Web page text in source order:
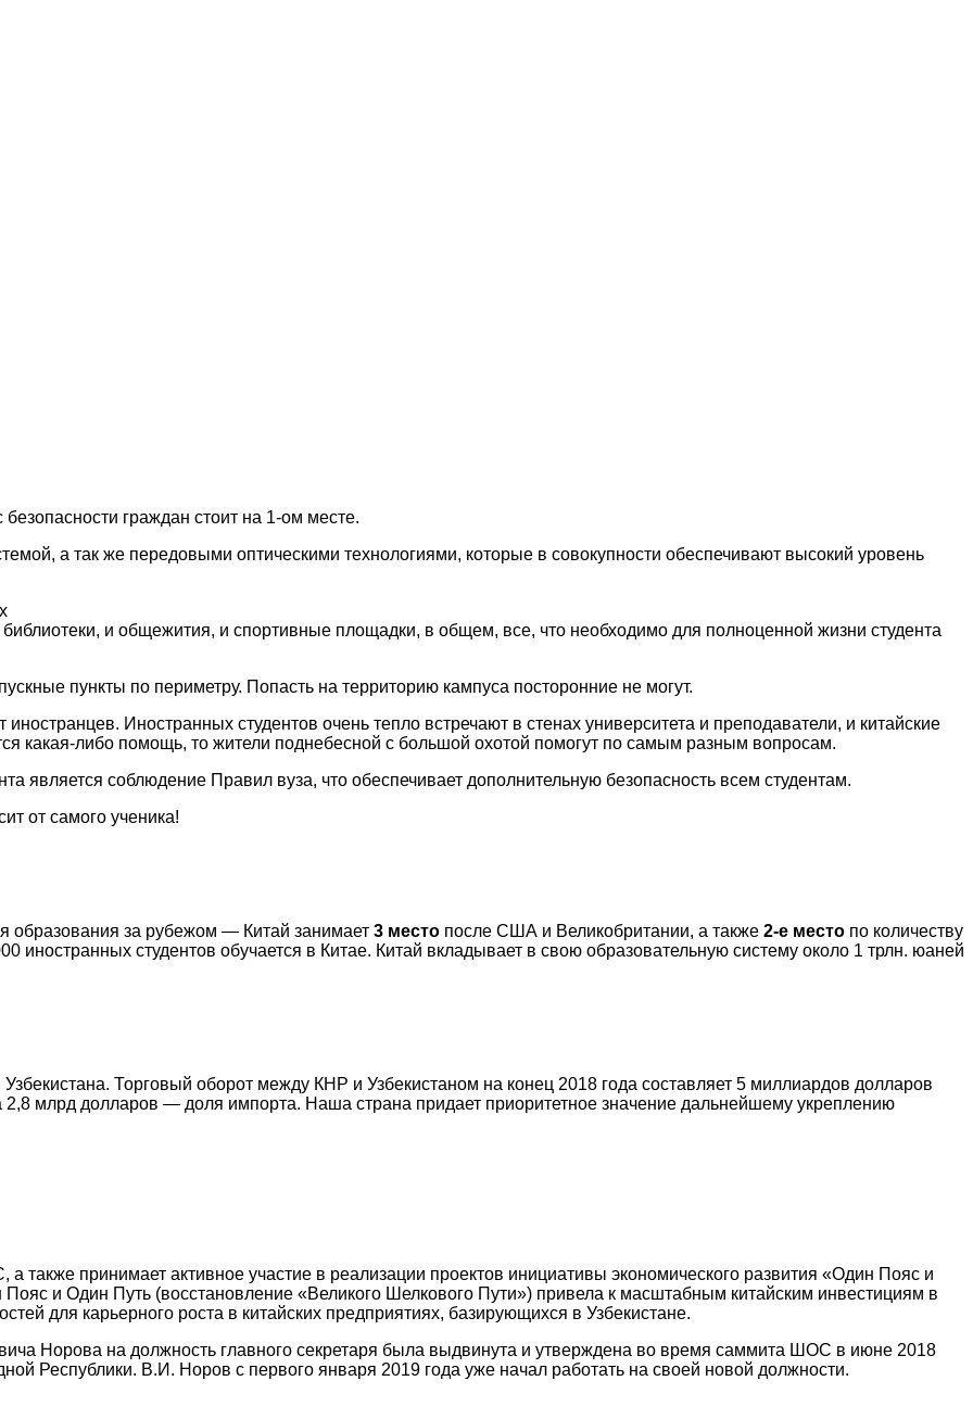
граждан стоит на 1-ом месте.
а так же передовыми оптическими технологиями, которые в совокупности обеспечивают высокий уровень
и общежития, и спортивные площадки, в общем, все, что необходимо для полноценной жизни студента
пункты по периметру. Попасть на территорию кампуса посторонние не могут.
Иностранных студентов очень тепло встречают в стенах университета и преподаватели, и китайские
какая-либо помощь, то жители поднебесной с большой охотой помогут по самым разным вопросам.
является соблюдение Правил вуза, что обеспечивает дополнительную безопасность всем студентам.
от самого ученика!
образования за рубежом — Китай занимает 3 место после США и Великобритании, а также 2-е место по количеству
студентов обучается в Китае. Китай вкладывает в свою образовательную систему около 1 трлн. юаней
Торговый оборот между КНР и Узбекистаном на конец 2018 года составляет 5 миллиардов долларов
млрд долларов — доля импорта. Наша страна придает приоритетное значение дальнейшему укреплению
также принимает активное участие в реализации проектов инициативы экономического развития «Один Пояс и
и Один Путь (восстановление «Великого Шелкового Пути») привела к масштабным китайским инвестициям в
для карьерного роста в китайских предприятиях, базирующихся в Узбекистане.
Норова на должность главного секретаря была выдвинута и утверждена во время саммита ШОС в июне 2018
Республики. В.И. Норов с первого января 2019 года уже начал работать на своей новой должности.